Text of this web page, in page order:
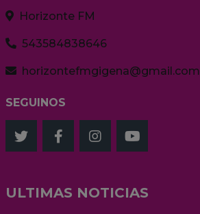
Horizonte FM
543584838646
horizontefmgigena@gmail.com
SEGUINOS
ULTIMAS NOTICIAS